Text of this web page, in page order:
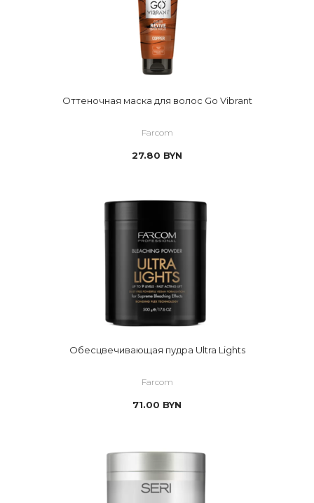
Оттеночная маска для волос Go Vibrant
Farcom
27.80 BYN
Обесцвечивающая пудра Ultra Lights
Farcom
71.00 BYN